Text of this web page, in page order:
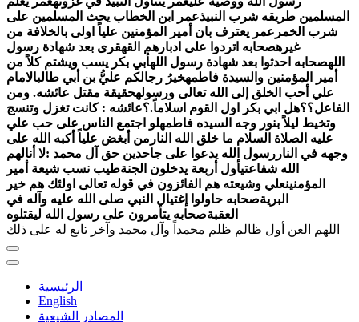
المسلمين طريقه شرب النبيذعمر ابن الخطاب يحث المسلمين على
شرب الخمر عمر يعترف بان أمير المؤمنين علياً اولى بالخلافة من
غيرهصحابه اتردوا على ادبارهم القهقرى بعد شهادة رسول
اللهصحابه احدثوا بعد شهادة رسول اللهأبي بكر يسب ويشتم كلاً من
أمير المؤمنين والسيدة فاطمهخيرُ رجالكم عليُّ بن أبي طالبالامام
علي أحب الخلق إلى الله تعالى ورسولهحقيقة مقتل عائشه. ومن
الفاعل؟؟هل ابي بكر اول القوم اسلاماً.؟عائشه : كانت تغزل وتنسج
وتخيط ليلاً بنور وجه السيده فاطمهلو اجتمع الناس على حب علي
عليه الصلاة السلام ما خلق الله النار من أبغض علياً أكبه الله على
وجهه في النار رسول الله يدعوا على جاحدين حق آل محمد :لا أنالهم
الله شفاعتيأول أربعة يدخلون الجنةطيب نسب شيعة أمير
المؤمنينعلي وشيعته هم الفائزون في قوله تعالى اولئك هم خير
البريةصحابه حاولوا إغتيال النبي صلى الله عليه وآله في
العقبة
اللهم العن أول ظالم ظلم محمداً وآل محمد وآخر تابع له على ذلك
الرئيسية
English
المصادر الشيعية